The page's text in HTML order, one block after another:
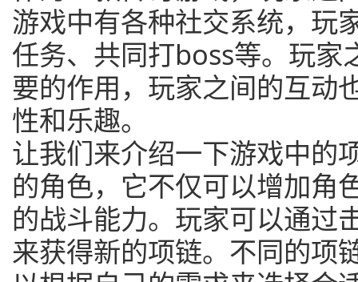
游戏中有各种社交系统，玩
任务、共同打boss等。玩家
要的作用，玩家之间的互动
性和乐趣。
让我们来介绍一下游戏中的
的角色，它不仅可以增加角
的战斗能力。玩家可以通过
来获得新的项链。不同的项